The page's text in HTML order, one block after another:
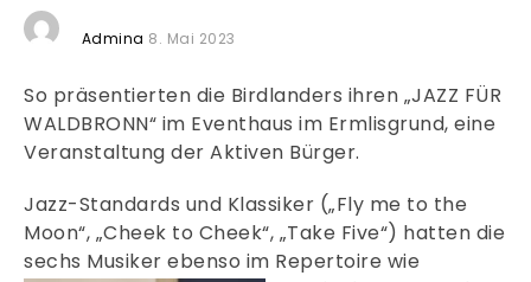
Admina 8. Mai 2023
So präsentierten die Birdlanders ihren „JAZZ FÜR
WALDBRONN“ im Eventhaus im Ermlisgrund, eine
Veranstaltung der Aktiven Bürger.
Jazz-Standards und Klassiker („Fly me to the
Moon“, „Cheek to Cheek“, „Take Five“) hatten die
sechs Musiker ebenso im Repertoire wie